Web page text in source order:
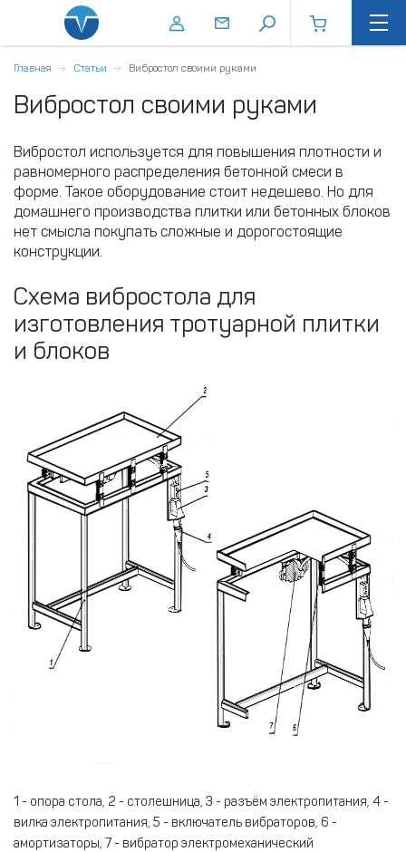
Главная Статьи Вибростол своими руками
Вибростол своими руками
Вибростол используется для повышения плотности и
равномерного распределения бетонной смеси в
форме. Такое оборудование стоит недешево. Но для
домашнего производства плитки или бетонных блоков
нет смысла покупать сложные и дорогостоящие
конструкции.
Схема вибростола для
изготовления тротуарной плитки
и блоков
1 - опора стола, 2 - столешница, 3 - разъём электропитания, 4 -
вилка электропитания, 5 - включатель вибраторов, 6 -
амортизаторы, 7 - вибратор электромеханический